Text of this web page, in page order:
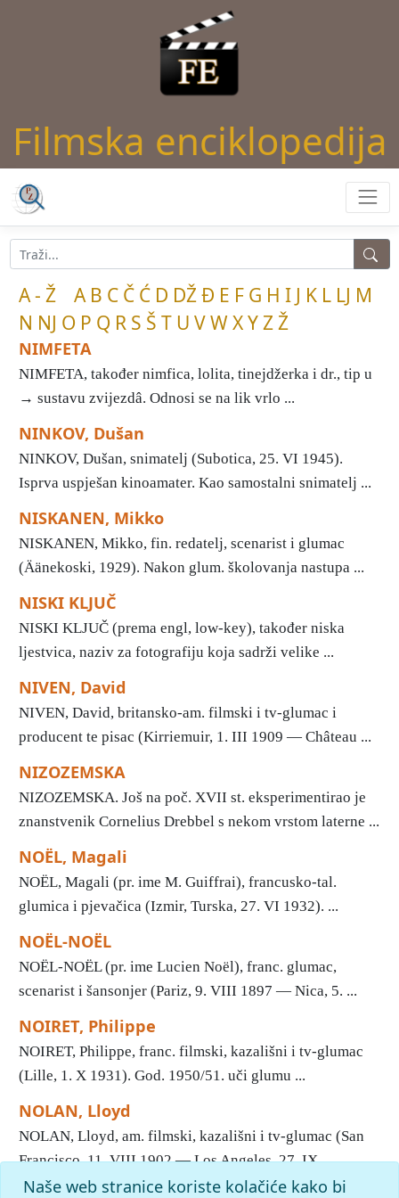
Filmska enciklopedija
A - Ž A B C Č Ć D DŽĐ E F G H I J K L LJ M
N NJ O P Q R S Š T U VWXYZŽ
NIMFETA
NIMFETA, također nimfica, lolita, tinejdžerka i dr., tip u
→ sustavu zvijezdâ. Odnosi se na lik vrlo ...
NINKOV, Dušan
NINKOV, Dušan, snimatelj (Subotica, 25. VI 1945).
Isprva uspješan kinoamater. Kao samostalni snimatelj ...
NISKANEN, Mikko
NISKANEN, Mikko, fin. redatelj, scenarist i glumac
(Äänekoski, 1929). Nakon glum. školovanja nastupa ...
NISKI KLJUČ
NISKI KLJUČ (prema engl, low-key), također niska
ljestvica, naziv za fotografiju koja sadrži velike ...
NIVEN, David
NIVEN, David, britansko-am. filmski i tv-glumac i
producent te pisac (Kirriemuir, 1. III 1909 — Château ...
NIZOZEMSKA
NIZOZEMSKA. Još na poč. XVII st. eksperimentirao je
znanstvenik Cornelius Drebbel s nekom vrstom laterne ...
NOËL, Magali
NOËL, Magali (pr. ime M. Guiffrai), francusko-tal.
glumica i pjevačica (Izmir, Turska, 27. VI 1932). ...
NOËL-NOËL
NOËL-NOËL (pr. ime Lucien Noël), franc. glumac,
scenarist i šansonjer (Pariz, 9. VIII 1897 — Nica, 5. ...
NOIRET, Philippe
NOIRET, Philippe, franc. filmski, kazališni i tv-glumac
(Lille, 1. X 1931). God. 1950/51. uči glumu ...
NOLAN, Lloyd
NOLAN, Lloyd, am. filmski, kazališni i tv-glumac (San
Francisco, 11. VIII 1902 — Los Angeles, 27. IX ...
Naše web stranice koriste kolačiće kako bi